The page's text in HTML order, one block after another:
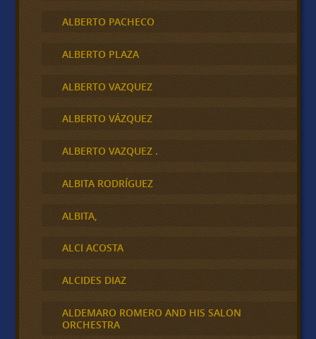
ALBERTO PACHECO
ALBERTO PLAZA
ALBERTO VAZQUEZ
ALBERTO VÁZQUEZ
ALBERTO VAZQUEZ .
ALBITA RODRÍGUEZ
ALBITA,
ALCI ACOSTA
ALCIDES DIAZ
ALDEMARO ROMERO AND HIS SALON
ORCHESTRA